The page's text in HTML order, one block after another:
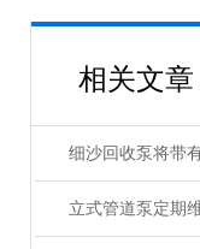
相关文章